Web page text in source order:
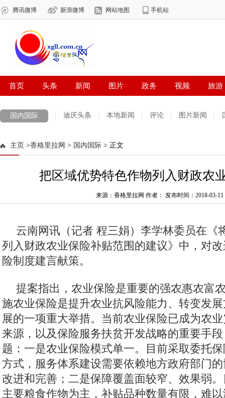
国内国际 迪庆头条 本地新闻 评论 图片新闻
主页 >香格里拉网 > 国内国际 > 正文
把区域优势特色作物列入财政农
来源：香格里拉网 作者： 发布时间：2018-03-11
云南网讯（记者 程三娟）李学林委员在《
列入财政农业保险补贴范围的建议》中，对
险制度建言献策。
提案指出，农业保险是重要的强农惠农富
施农业保险是提升农业抗风险能力、转变发
展的一项重大举措。当前农业保险已成为农
来源，以及保险服务扶贫开发战略的重要手
题：一是农业保险模式单一。目前采取委托
方式，服务体系建设需要依赖地方政府部门
改进和完善；二是保障覆盖面较窄、效果弱
主要粮食作物为主，补贴品种数量有限，难